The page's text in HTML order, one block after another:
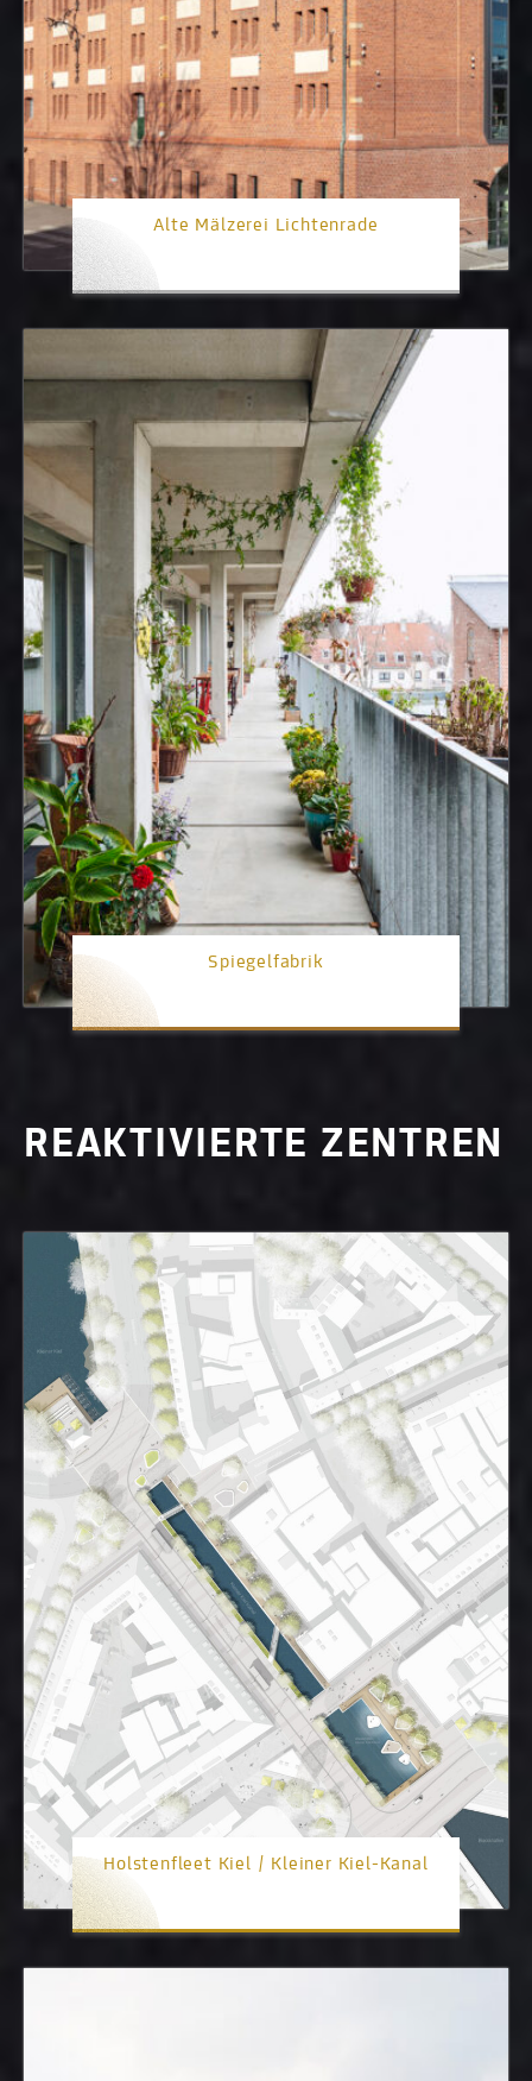
Alte Mälzerei Lichtenrade
Spiegelfabrik
REAKTIVIERTE ZENTREN
Holstenfleet Kiel / Kleiner Kiel-Kanal